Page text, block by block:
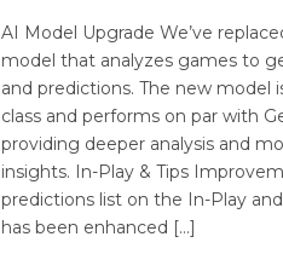
AI Model Upgrade We’ve
model that analyzes games to
and predictions. The new model
class and performs on par with
providing deeper analysis and
insights. In-Play & Tips
predictions list on the In-Play
has been enhanced […]